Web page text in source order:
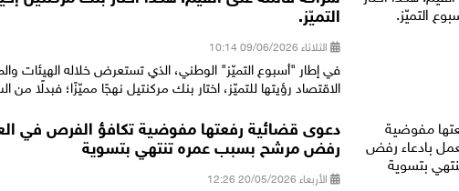
التميّز.
الثلاثاء 09/06/2026 10:14
في إطار "أسبوع التميّز" الوطني، الذي تستعرض خلاله الهيئات
الاقتصاد رؤيتها للتميّز، اختار بنك مركنتيل نهجًا مميّزًا؛ فبدلًا من
دعوى قضائية رفعتها مفوضية تكافؤ الفرص في
رفض مرشح بسبب عمره تنتهي بتسوية
الأربعاء 20/05/2026 12:26